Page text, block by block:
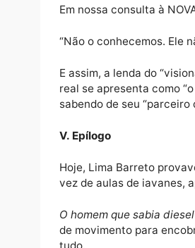
entra nos gabinetes
passa:
“Eu sou o fornecedor
vai.”
se tivesse recebido
O público assente.
Em nossa consulta à